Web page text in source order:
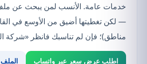
خدمات عامة. الأنسب لمن يبحث عن
مناطق)؛ فإن لم تناسبك فانظر «شركة
اطلب عرض سعر عبر واتساب